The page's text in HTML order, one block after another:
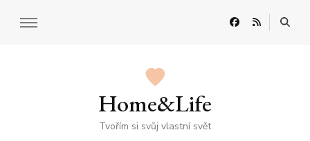
Home&Life
Tvořím si svůj vlastní svět